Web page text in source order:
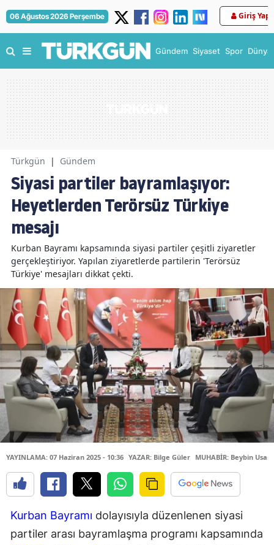
06 Ağustos 2026 Perşembe Giriş Yap
Gündem Siyaset Spor Dünya
Türkgün | Gündem
Siyasi partiler bayramlaşıyor:
Heyetlerden Terörsüz Türkiye
mesajı
Kurban Bayramı kapsamında siyasi partiler çeşitli ziyaretler
gerçekleştiriyor. Yapılan ziyaretlerde partilerin 'Terörsüz
Türkiye' mesajları dikkat çekti.
YAYINLAMA: 07 Haziran 2025 - 10:36 YAZAR: Bilge Güler MUHABİR: Beybin
Kurban Bayramı dolayısıyla düzenlenen siyasi
partiler arası bayramlaşma programı kapsamında